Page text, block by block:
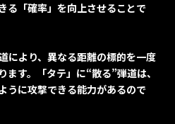
る「確率」を向上させることで
により、異なる距離の標的を一度
す。「タテ」に“散る”弾道は、
うに攻撃できる能力があるので